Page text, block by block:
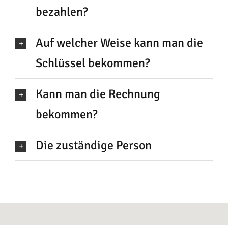
bezahlen?
Auf welcher Weise kann man die
Schlüssel bekommen?
Kann man die Rechnung
bekommen?
Die zuständige Person